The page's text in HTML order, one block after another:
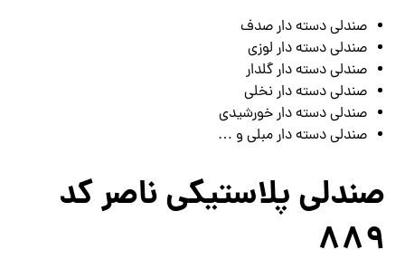
صندلی دسته دار صدف
صندلی دسته دار لوزی
صندلی دسته دار گلدار
صندلی دسته دار نخلی
صندلی دسته دار خورشیدی
صندلی دسته دار مبلی و …
صندلی پلاستیکی ناصر کد
889